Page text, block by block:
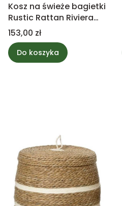
Kosz na świeże bagietki
Rustic Rattan Riviera
Maison
Cena
153,00 zł
Do koszyka